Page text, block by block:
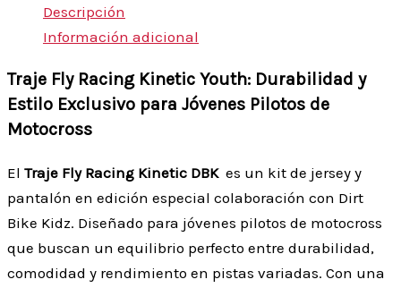
Descripción
Información adicional
Traje Fly Racing Kinetic Youth: Durabilidad y
Estilo Exclusivo para Jóvenes Pilotos de
Motocross
El Traje Fly Racing Kinetic DBK es un kit de jersey y
pantalón en edición especial colaboración con Dirt
Bike Kidz. Diseñado para jóvenes pilotos de motocross
que buscan un equilibrio perfecto entre durabilidad,
comodidad y rendimiento en pistas variadas. Con una